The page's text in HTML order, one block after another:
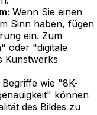
Wenn Sie einen
Sinn haben, fügen
ein. Zum
oder "digitale
Kunstwerks
Begriffe wie "8K-
können
des Bildes zu